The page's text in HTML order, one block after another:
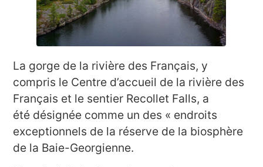
La gorge de la rivière des Français, y
compris le Centre d’accueil de la rivière des
Français et le sentier Recollet Falls, a
été désignée comme un des « endroits
exceptionnels de la réserve de la biosphère
de la Baie-Georgienne.